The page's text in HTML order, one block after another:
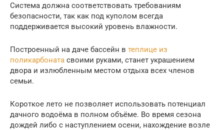
Система должна соответствовать требованиям
безопасности, так как под куполом всегда
поддерживается высокий уровень влажности.
Построенный на даче бассейн в теплице из
поликарбоната своими руками, станет украшением
двора и излюбленным местом отдыха всех членов
семьи.
Короткое лето не позволяет использовать потенциал
дачного водоёма в полном объёме. Во время сезона
дождей либо с наступлением осени, нахождение возле